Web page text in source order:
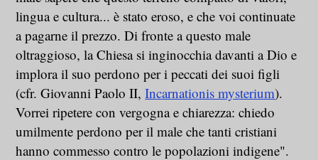
lingua e cultura... è stato eroso, e che voi continuate
a pagarne il prezzo. Di fronte a questo male
oltraggioso, la Chiesa si inginocchia davanti a Dio e
implora il suo perdono per i peccati dei suoi figli
(cfr. Giovanni Paolo II,Incarnationis mysterium).
Vorrei ripetere con vergogna e chiarezza: chiedo
umilmente perdono per il male che tanti cristiani
hanno commesso contro le popolazioni indigene".